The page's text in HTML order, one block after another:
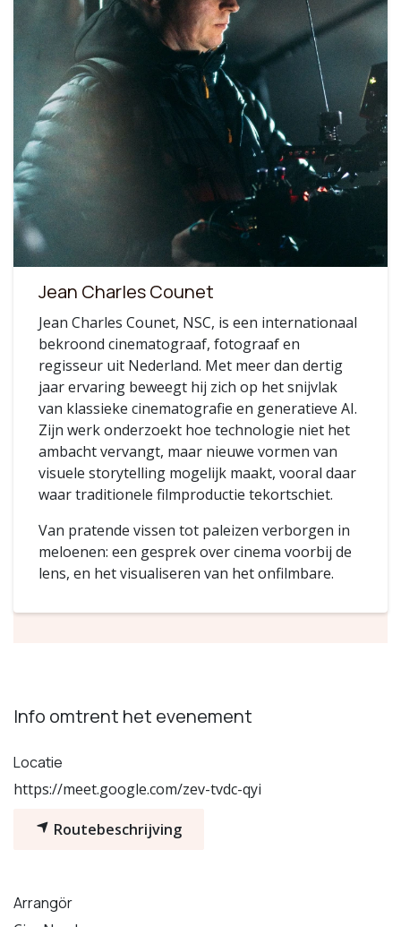
Jean Charles Counet
Jean Charles Counet, NSC, is een internationaal
bekroond cinematograaf, fotograaf en
regisseur uit Nederland. Met meer dan dertig
jaar ervaring beweegt hij zich op het snijvlak
van klassieke cinematografie en generatieve AI.
Zijn werk onderzoekt hoe technologie niet het
ambacht vervangt, maar nieuwe vormen van
visuele storytelling mogelijk maakt, vooral daar
waar traditionele filmproductie tekortschiet.
Van pratende vissen tot paleizen verborgen in
meloenen: een gesprek over cinema voorbij de
lens, en het visualiseren van het onfilmbare.
Info omtrent het evenement
Locatie
https://meet.google.com/zev-tvdc-qyi
Routebeschrijving
Arrangör